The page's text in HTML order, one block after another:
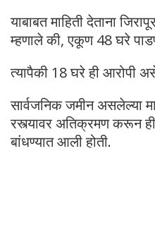
याबाबत माहिती देताना
म्हणाले की, एकूण 48 घरे
त्यापैकी 18 घरे ही आरोपी
सार्वजनिक जमीन असलेल्या
रस्त्यावर अतिक्रमण करून
बांधण्यात आली होती.